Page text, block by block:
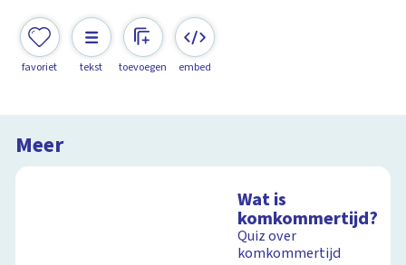
favoriet tekst toevoegen embed
Meer
Wat is
komkommertijd?
Quiz over
komkommertijd